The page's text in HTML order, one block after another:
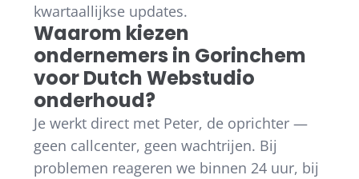
kwartaallijkse updates.
Waarom kiezen
ondernemers in Gorinchem
voor Dutch Webstudio
onderhoud?
Je werkt direct met Peter, de oprichter —
geen callcenter, geen wachtrijen. Bij
problemen reageren we binnen 24 uur, bij